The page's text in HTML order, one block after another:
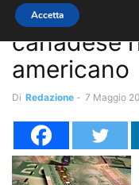
Prosegue
canadese
americano
Di Redazione - 7 Maggio
Accetta